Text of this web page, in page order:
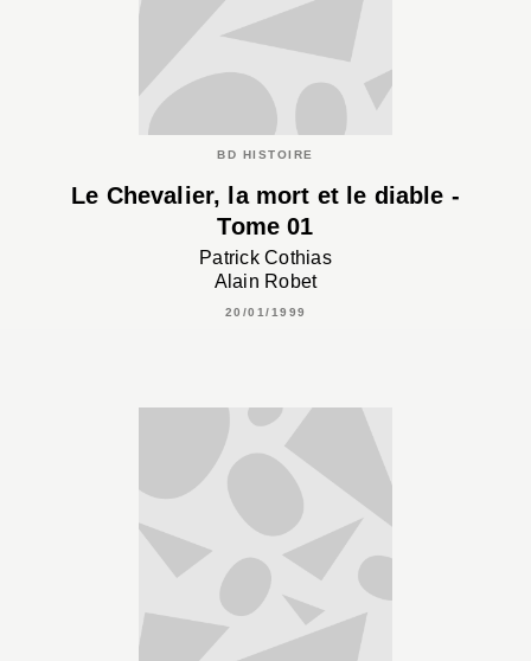
BD HISTOIRE
Le Chevalier, la mort et le diable -
Tome 01
Patrick Cothias
Alain Robet
20/01/1999